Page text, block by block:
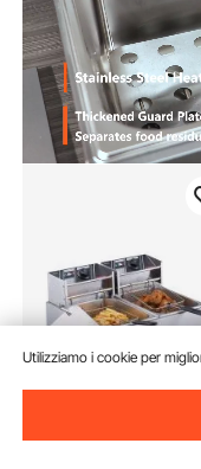
Utilizziamo i cookie per